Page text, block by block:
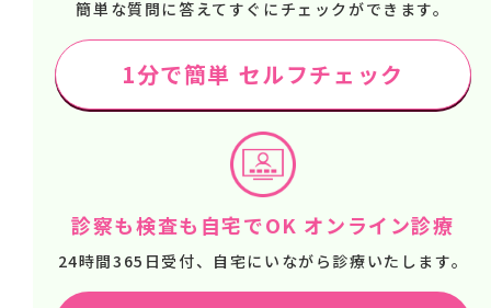
簡単な質問に答えてすぐにチェックができます。
1分で簡単 セルフチェック
診察も検査も自宅でOK オンライン診療
24時間365日受付、自宅にいながら診療いたします。